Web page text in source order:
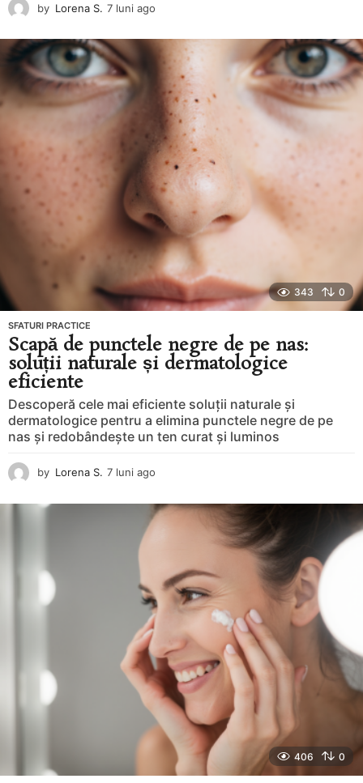
by Lorena S. 7 luni ago
u
343 0
SFATURI PRACTICE
Scapă de punctele negre de pe nas:
soluții naturale și dermatologice
eficiente
Descoperă cele mai eficiente soluții naturale și
dermatologice pentru a elimina punctele negre de pe
nas și redobândește un ten curat și luminos
by Lorena S. 7 luni ago
u
n
406 0